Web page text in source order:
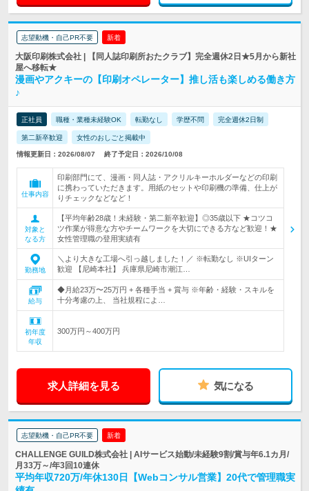
志望動機・自己PR不要 新着
大阪印刷株式会社 | 【同人誌印刷所おたクラブ】完全週休2日★5月から新社
屋へ移転★
漫画やアクキーの【印刷オペレーター】推し活も楽しめる働き方
♪
正社員 職種・業種未経験OK 転勤なし 学歴不問 完全週休2日制
第二新卒歓迎 女性のおしごと掲載中
情報更新日：2026/08/07 終了予定日：2026/10/08
仕事内容
印刷部門にて、漫画・同人誌・アクリルキーホルダーなどの印刷
に携わっていただきます。用紙のセットや印刷機の準備、仕上が
りチェックなどなど！
対象と
なる方
【平均年齢28歳！未経験・第二新卒歓迎】◎35歳以下 ★コツコ
ツ作業が得意な方やチームワークを大切にできる方など歓迎！★
女性管理職の登用実績有
勤務地
＼より大きな工場へ引っ越しました！／ ※転勤なし ※UIターン
歓迎 【尼崎本社】 兵庫県尼崎市潮江…
給与
◆月給23万〜25万円 + 各種手当 + 賞与 ※年齢・経験・スキルを
十分考慮の上、 当社規程によ…
初年度
年収
300万円～400万円
求人詳細を見る 気になる
志望動機・自己PR不要 新着
CHALLENGE GUILD株式会社 | AIサービス始動/未経験9割/賞与年6.1カ月/
月33万～/年3回10連休
平均年収720万/年休130日【Webコンサル営業】20代で管理職実